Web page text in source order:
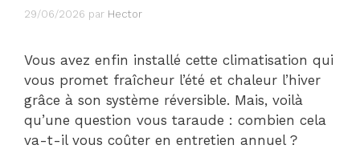
29/06/2026 par Hector
Vous avez enfin installé cette climatisation qui
vous promet fraîcheur l’été et chaleur l’hiver
grâce à son système réversible. Mais, voilà
qu’une question vous taraude : combien cela
va-t-il vous coûter en entretien annuel ?